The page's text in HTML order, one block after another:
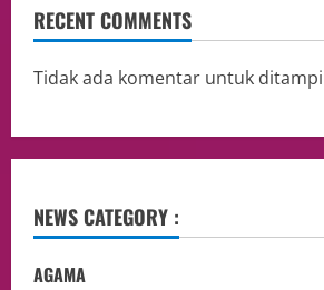
RECENT COMMENTS
Tidak ada komentar untuk
NEWS CATEGORY :
AGAMA